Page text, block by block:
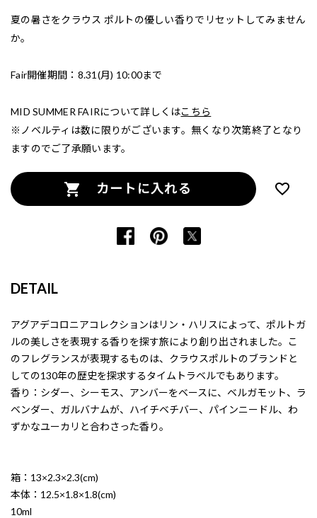
夏の暑さをクラウス ポルトの優しい香りでリセットしてみません
か。
Fair開催期間：8.31(月) 10:00まで
MID SUMMER FAIRについて詳しくはこちら
※ノベルティは数に限りがございます。無くなり次第終了となり
ますのでご了承願います。
カートに入れる
DETAIL
アグアデコロニアコレクションはリン・ハリスによって、ポルトガ
ルの美しさを表現する香りを探す旅により創り出されました。こ
のフレグランスが表現するものは、クラウスポルトのブランドと
しての130年の歴史を探求するタイムトラベルでもあります。
香り：シダー、シーモス、アンバーをベースに、ベルガモット、ラ
ベンダー、ガルバナムが、ハイチベチバー、パインニードル、わ
ずかなユーカリと合わさった香り。
箱：13×2.3×2.3(cm)
本体：12.5×1.8×1.8(cm)
10ml